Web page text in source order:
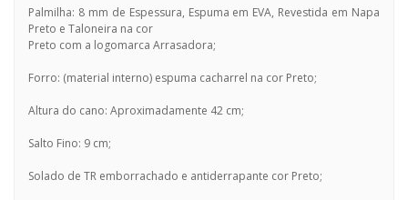
Palmilha: 8 mm de Espessura, Espuma em EVA, Revestida em Napa
Preto e Taloneira na cor
Preto com a logomarca Arrasadora;
Forro: (material interno) espuma cacharrel na cor Preto;
Altura do cano: Aproximadamente 42 cm;
Salto Fino: 9 cm;
Solado de TR emborrachado e antiderrapante cor Preto;